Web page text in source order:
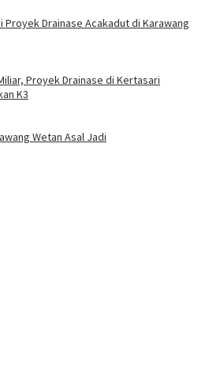
Proyek Drainase Acakadut di Karawang
Proyek Drainase di Kertasari
K3
Wetan Asal Jadi